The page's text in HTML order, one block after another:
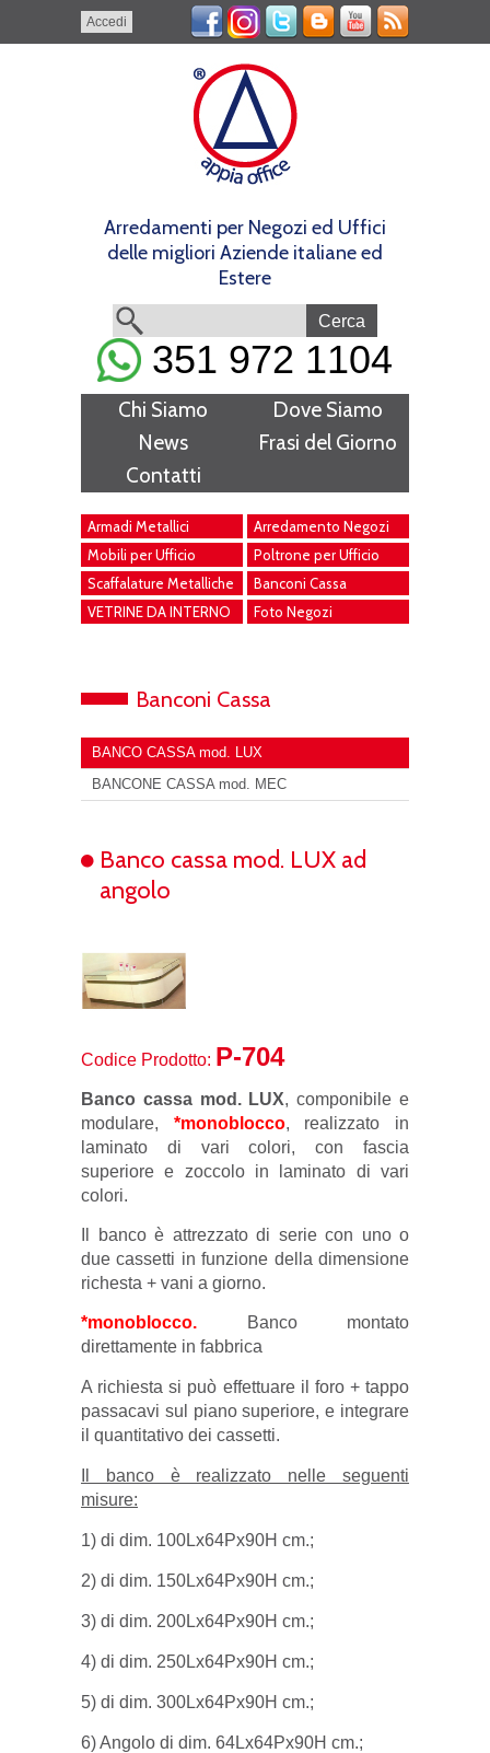
Accedi
Arredamenti per Negozi ed Uffici
delle migliori Aziende italiane ed
Estere
351 972 1104
Chi Siamo
Dove Siamo
News
Frasi del Giorno
Contatti
Armadi Metallici
Arredamento Negozi
Mobili per Ufficio
Poltrone per Ufficio
Scaffalature Metalliche
Banconi Cassa
VETRINE DA INTERNO
Foto Negozi
Banconi Cassa
BANCO CASSA mod. LUX
BANCONE CASSA mod. MEC
Banco cassa mod. LUX ad
angolo
Codice Prodotto: P-704
Banco cassa mod. LUX, componibile e
modulare,
*monoblocco, realizzato in
laminato di vari colori, con fascia
superiore e zoccolo in laminato di vari
colori.
Il banco è attrezzato di serie con uno o
due cassetti in funzione della dimensione
richesta + vani a giorno.
*monoblocco.
Banco montato
direttamente in fabbrica
A richiesta si può effettuare il foro + tappo
passacavi sul piano superiore, e integrare
il quantitativo dei cassetti.
Il banco è realizzato nelle seguenti
misure:
1) di dim. 100Lx64Px90H cm.;
2) di dim. 150Lx64Px90H cm.;
3) di dim. 200Lx64Px90H cm.;
4) di dim. 250Lx64Px90H cm.;
5) di dim. 300Lx64Px90H cm.;
6) Angolo di dim. 64Lx64Px90H cm.;